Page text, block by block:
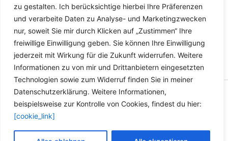
zu gestalten. Ich berücksichtige hierbei Ihre Präferenzen
und verarbeite Daten zu Analyse- und Marketingzwecken
nur, soweit Sie mir durch Klicken auf „Zustimmen“ Ihre
freiwillige Einwilligung geben. Sie können Ihre Einwilligung
jederzeit mit Wirkung für die Zukunft widerrufen. Weitere
Informationen zu von mir und Drittanbietern eingesetzten
Technologien sowie zum Widerruf finden Sie in meiner
Datenschutzerklärung. Weitere Informationen,
beispielsweise zur Kontrolle von Cookies, findest du hier:
[cookie_link]
mehrere
Varianten
auf.
Die
Optionen
können
auf
der
Produktseite
werden
Copyright © 2026 Versandhandel für Fahrzeugteile, Ersatzteile
für: SMART BMW VW - Zubehör für Werkstätten.